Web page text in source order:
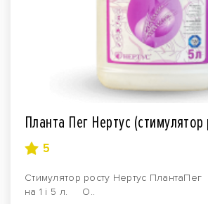
Планта Пег Нертус (стимулятор
5
Стимулятор росту Нертус
на 1 і 5 л. О..